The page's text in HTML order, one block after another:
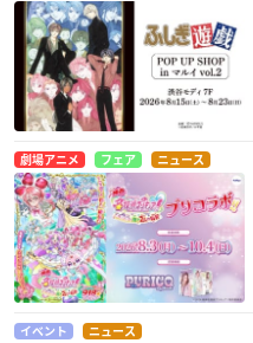
劇場アニメ フェア ニュース
イベント ニュース